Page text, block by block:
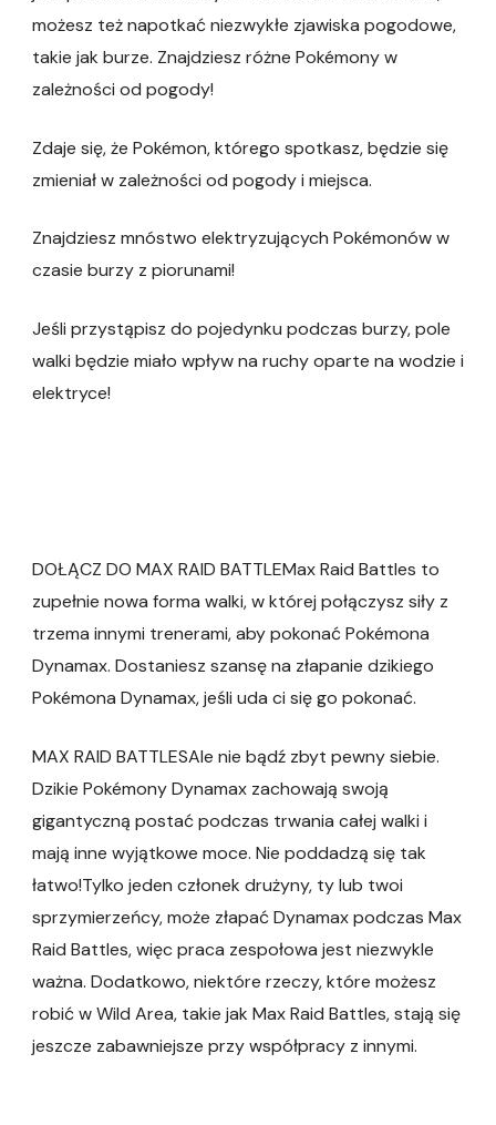
możesz też napotkać niezwykłe zjawiska pogodowe,
takie jak burze. Znajdziesz różne Pokémony w
zależności od pogody!
Zdaje się, że Pokémon, którego spotkasz, będzie się
zmieniał w zależności od pogody i miejsca.
Znajdziesz mnóstwo elektryzujących Pokémonów w
czasie burzy z piorunami!
Jeśli przystąpisz do pojedynku podczas burzy, pole
walki będzie miało wpływ na ruchy oparte na wodzie i
elektryce!
DOŁĄCZ DO MAX RAID BATTLEMax Raid Battles to
zupełnie nowa forma walki, w której połączysz siły z
trzema innymi trenerami, aby pokonać Pokémona
Dynamax. Dostaniesz szansę na złapanie dzikiego
Pokémona Dynamax, jeśli uda ci się go pokonać.
MAX RAID BATTLESAle nie bądź zbyt pewny siebie.
Dzikie Pokémony Dynamax zachowają swoją
gigantyczną postać podczas trwania całej walki i
mają inne wyjątkowe moce. Nie poddadzą się tak
łatwo!Tylko jeden członek drużyny, ty lub twoi
sprzymierzeńcy, może złapać Dynamax podczas Max
Raid Battles, więc praca zespołowa jest niezwykle
ważna. Dodatkowo, niektóre rzeczy, które możesz
robić w Wild Area, takie jak Max Raid Battles, stają się
jeszcze zabawniejsze przy współpracy z innymi.